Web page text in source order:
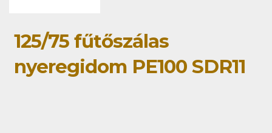
125/75 fűtőszálas
nyeregidom PE100 SDR11